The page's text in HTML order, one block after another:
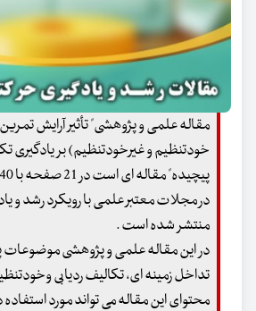
مقاله علمی و پژوهشی" تأثیر آرایش
خودتنظیم و غیرخودتنظیم) بر یادگیری
در مجلات معتبر علمی با رویکرد رشد و
منتشر شده است .
در این مقاله علمی و پژوهشی موضوعات
تداخل زمینه ای، تکالیف ردیابی
محتوای این مقاله می تواند مورد